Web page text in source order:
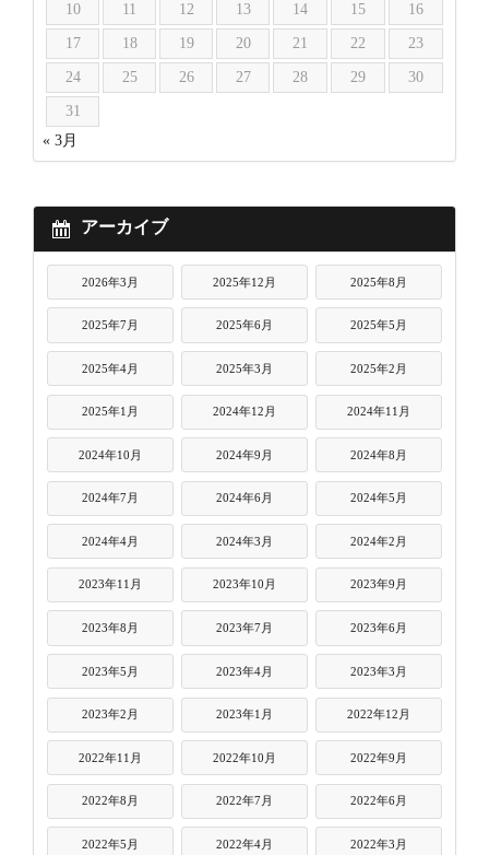
10 11 12 13 14 15 16
17 18 19 20 21 22 23
24 25 26 27 28 29 30
31
« 3月
アーカイブ
2026年3月 2025年12月 2025年8月
2025年7月 2025年6月 2025年5月
2025年4月 2025年3月 2025年2月
2025年1月 2024年12月 2024年11月
2024年10月 2024年9月 2024年8月
2024年7月 2024年6月 2024年5月
2024年4月 2024年3月 2024年2月
2023年11月 2023年10月 2023年9月
2023年8月 2023年7月 2023年6月
2023年5月 2023年4月 2023年3月
2023年2月 2023年1月 2022年12月
2022年11月 2022年10月 2022年9月
2022年8月 2022年7月 2022年6月
2022年5月 2022年4月 2022年3月